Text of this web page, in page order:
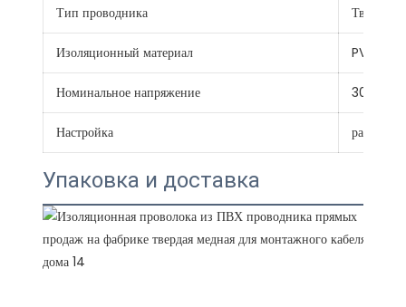
Тип проводника Твердый
Изоляционный материал PVC
Номинальное напряжение 300/
Настройка
Упаковка и доставка